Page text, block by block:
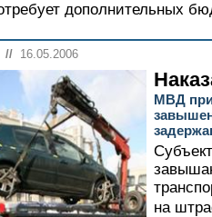
дополнительных
// 16.05.2006
МВД
на